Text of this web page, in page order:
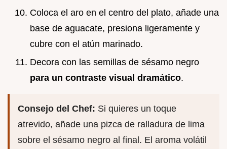
Coloca el aro en el centro del plato, añade una
base de aguacate, presiona ligeramente y
cubre con el atún marinado.
Decora con las semillas de sésamo negro
para un contraste visual dramático.
Consejo del Chef: Si quieres un toque
atrevido, añade una pizca de ralladura de lima
sobre el sésamo negro al final. El aroma volátil